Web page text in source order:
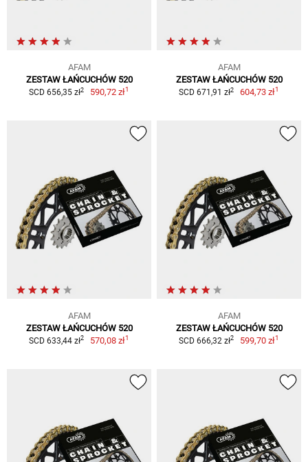
AFAM
ZESTAW ŁAŃCUCHÓW 520
SCD 656,35 zł2 590,72 zł1
AFAM
ZESTAW ŁAŃCUCHÓW 520
SCD 671,91 zł2 604,73 zł1
AFAM
ZESTAW ŁAŃCUCHÓW 520
SCD 633,44 zł2 570,08 zł1
AFAM
ZESTAW ŁAŃCUCHÓW 520
SCD 666,32 zł2 599,70 zł1